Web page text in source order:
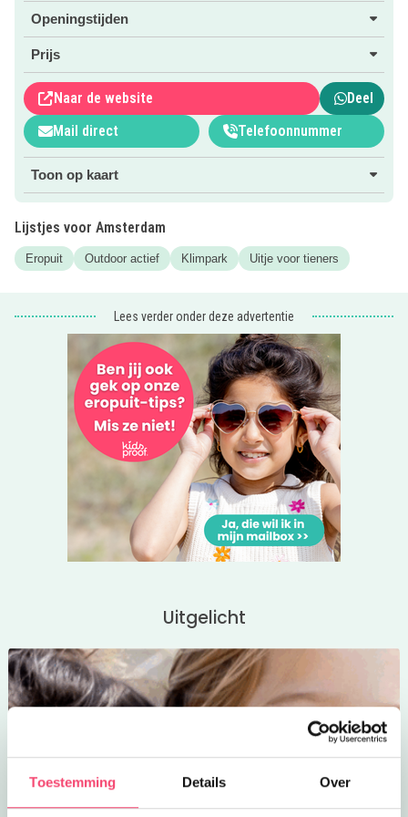
Toestemming Details Over
of meer? Dan kan je bij Fun Forest ook teamspellen
spelen:
Vanaf 10 personen kun je in teams de strijd met elkaar
aangaan tijdens Expeditie Fun Forest. De activiteiten
bestaan uit zowel denk- als doe opdrachten, dus of je nou
mentaal of fysiek sterk bent, iedereen draagt iets bij aan de
kracht van het team. Bundel deze krachten en ga het
avontuur aan om de Expeditie te winnen!
Je kan de Expeditie ook combineren met een klimuitje en
met één of meerdere horeca arrangementen.
Kijk voormeer informatieop de website van Fun Forest.
Klik hiervoor op deroze button.
: Fun Forest organiseert ookkinderfeestjes!
Openingstijden
Prijs
Naar de website
Deel
Mail direct
Telefoonnummer
Toon op kaart
Lijstjes voor Amsterdam
Eropuit Outdoor actief Klimpark Uitje voor tieners
Lees verder onder deze advertentie
Uitgelicht